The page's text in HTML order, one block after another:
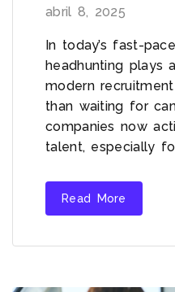
abril 8, 2025
In today’s fast-
headhunting plays
modern
than waiting for
companies now
talent, especially
Read More